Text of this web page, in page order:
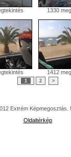
1330
1412
1 2 >
Extrém Képmegosztás.
Oldaltérkép